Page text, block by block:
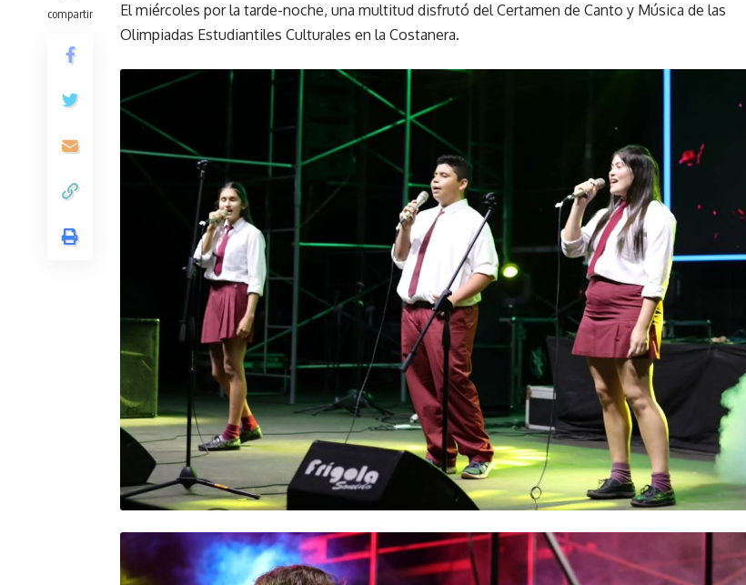
compartir
El miércoles por la tarde-noche, una multitud disfrutó del Certamen de Canto y Música de las
Olimpiadas Estudiantiles Culturales en la Costanera.